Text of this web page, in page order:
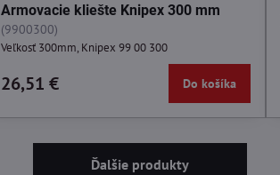
Armovacie kliešte Knipex 300 mm
(9900300)
Veľkosť 300mm, Knipex 99 00 300
26,51 € Do košíka
Ďalšie produkty